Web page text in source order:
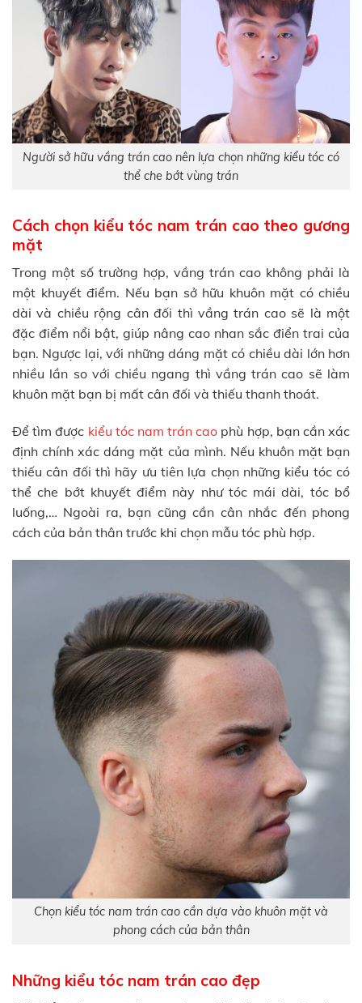
Người sở hữu vầng trán cao nên lựa chọn những kiểu tóc có
thể che bớt vùng trán
Cách chọn kiểu tóc nam trán cao theo gương
mặt
Trong một số trường hợp, vầng trán cao không phải là
một khuyết điểm. Nếu bạn sở hữu khuôn mặt có chiều
dài và chiều rộng cân đối thì vầng trán cao sẽ là một
đặc điểm nổi bật, giúp nâng cao nhan sắc điển trai của
bạn. Ngược lại, với những dáng mặt có chiều dài lớn hơn
nhiều lần so với chiều ngang thì vầng trán cao sẽ làm
khuôn mặt bạn bị mất cân đối và thiếu thanh thoát.
Để tìm được kiểu tóc nam trán cao phù hợp, bạn cần xác
định chính xác dáng mặt của mình. Nếu khuôn mặt bạn
thiếu cân đối thì hãy ưu tiên lựa chọn những kiểu tóc có
thể che bớt khuyết điểm này như tóc mái dài, tóc bổ
luống,… Ngoài ra, bạn cũng cần cân nhắc đến phong
cách của bản thân trước khi chọn mẫu tóc phù hợp.
Chọn kiểu tóc nam trán cao cần dựa vào khuôn mặt và
phong cách của bản thân
Những kiểu tóc nam trán cao đẹp